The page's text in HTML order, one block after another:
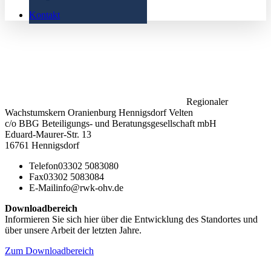
Kontakt
Regionaler
Wachstumskern Oranienburg Hennigsdorf Velten
c/o BBG Beteiligungs- und Beratungsgesellschaft mbH
Eduard-Maurer-Str. 13
16761 Hennigsdorf
Telefon03302 5083080
Fax03302 5083084
E-Mailinfo@rwk-ohv.de
Downloadbereich
Informieren Sie sich hier über die Entwicklung des Standortes und
über unsere Arbeit der letzten Jahre.
Zum Downloadbereich